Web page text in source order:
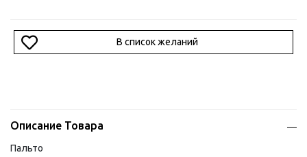
В список желаний
Описание Товара
Пальто